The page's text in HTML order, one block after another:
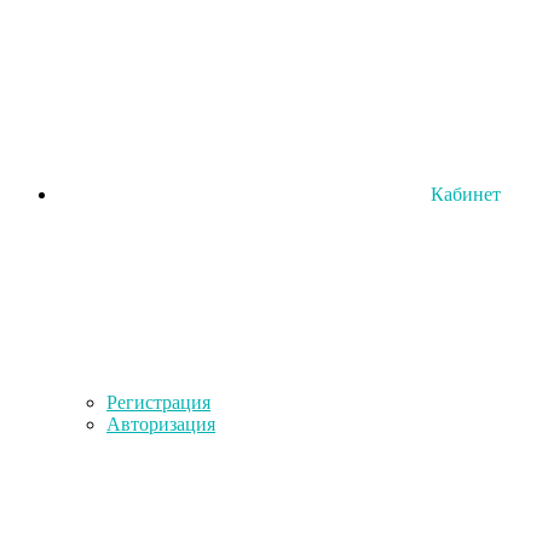
Кабинет
Регистрация
Авторизация